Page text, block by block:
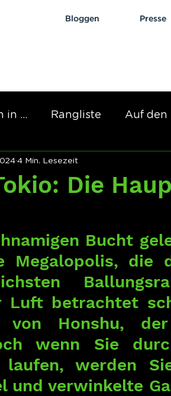
Bloggen Presse
in ... Rangliste Auf den
Die
4 Min. Lesezeit
Bucht
Megalopolis, die
Luft betrachtet
von Honshu,
wenn Sie
laufen, werden
und verwinkelte